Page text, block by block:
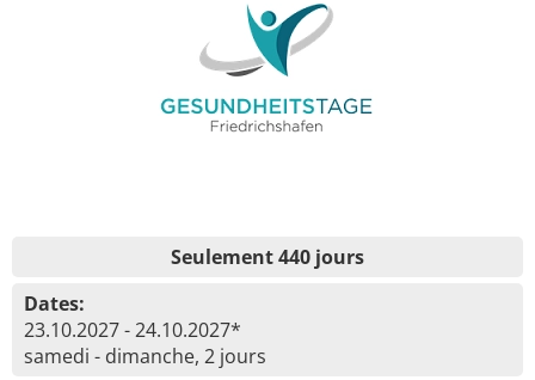
Seulement 440 jours
Dates:
23.10.2027 - 24.10.2027*
samedi - dimanche, 2 jours